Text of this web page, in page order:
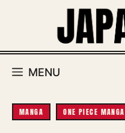
MENU
MANGA ONE PIECE MANGA